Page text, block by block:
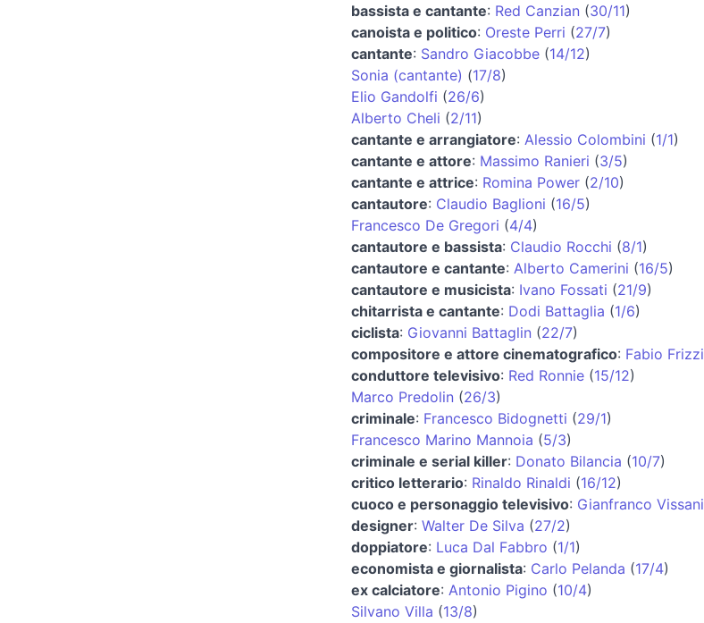
bassista e cantante: Red Canzian (30/11)
canoista e politico: Oreste Perri (27/7)
cantante: Sandro Giacobbe(14/12)
Sonia (cantante) (17/8)
Elio Gandolfi (26/6)
Alberto Cheli (2/11)
cantante e arrangiatore: Alessio Colombini (1/1)
cantante e attore: Massimo Ranieri (3/5)
cantante e attrice: Romina Power(2/10)
cantautore: Claudio Baglioni (16/5)
Francesco De Gregori (4/4)
cantautore e bassista: Claudio Rocchi (8/1)
cantautore e cantante: Alberto Camerini (16/5)
cantautore e musicista: Ivano Fossati (21/9)
chitarrista e cantante: Dodi Battaglia (1/6)
ciclista: Giovanni Battaglin (22/7)
compositore e attore cinematografico: Fabio Frizzi
conduttore televisivo: Red Ronnie(15/12)
Marco Predolin (26/3)
criminale: Francesco Bidognetti (29/1)
Francesco Marino Mannoia (5/3)
criminale e serial killer: Donato Bilancia (10/7)
critico letterario: Rinaldo Rinaldi (16/12)
cuoco e personaggio televisivo: Gianfranco Vissani
designer: Walter De Silva (27/2)
doppiatore: Luca Dal Fabbro (1/1)
economista e giornalista: Carlo Pelanda (17/4)
ex calciatore: Antonio Pigino (10/4)
Silvano Villa (13/8)